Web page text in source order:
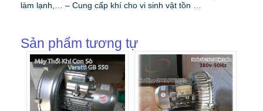
làm lạnh,… – Cung cấp khí cho vi sinh vật tồn …
Sản phẩm tương tự